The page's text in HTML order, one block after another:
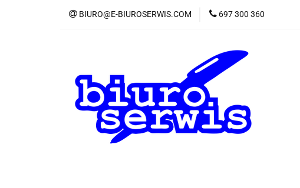
BIURO@E-BIUROSERWIS.COM 697 300 360